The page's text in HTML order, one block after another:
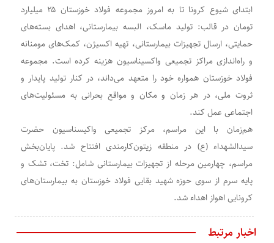
ابتدای شیوع کرونا تا به امروز مجموعه فولاد خوزستان ۲۵ میلیارد
تومان در قالب: تولید ماسک، البسه بیمارستانی، اهدای بسته‌های
حمایتی، ارسال تجهیزات بیمارستانی، تهیه اکسیژن، کمک‌های مومنانه
و راه‌اندازی مراکز تجمیعی واکسیناسیون هزینه کرده است. مجموعه
فولاد خوزستان همواره خود را متعهد می‌داند، در کنار تولید پایدار و
ثروت ملی، در هر زمان و مکان و مواقع بحرانی به مسئولیت‌های
اجتماعی عمل کند.
هم‌زمان با این مراسم، مرکز تجمیعی واکیسناسیون حضرت
سیدالشهداء (ع) در منطقه زیتون‌کارمندی افتتاح شد. پایان‌بخش
مراسم، چهارمین مرحله از تجهیزات بیمارستانی شامل: تخت، تشک و
پایه سرم از سوی حوزه شهید بقایی فولاد خوزستان به بیمارستان‌های
کرونایی اهواز اهداء شد.
اخبار مرتبط